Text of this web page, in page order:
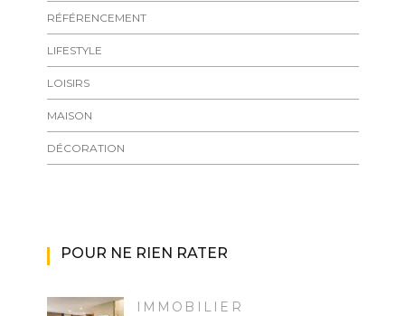
RÉFÉRENCEMENT
LIFESTYLE
LOISIRS
MAISON
DÉCORATION
POUR NE RIEN RATER
IMMOBILIER